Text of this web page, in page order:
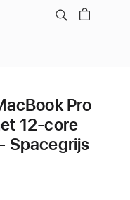
Pro
12‑core
Spacegrijs